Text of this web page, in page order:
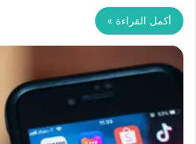
أكمل القراءة »